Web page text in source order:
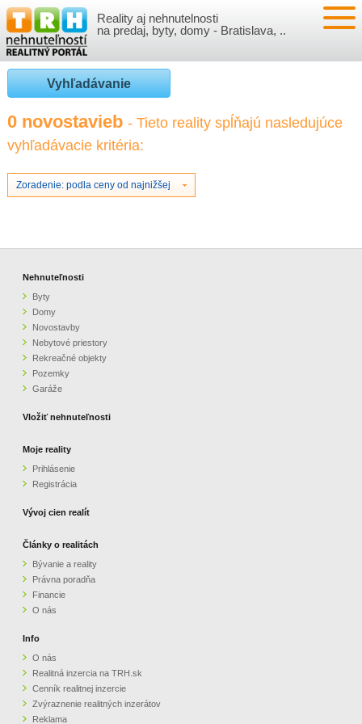
Reality aj nehnutelnosti
na predaj, byty, domy - Bratislava, ..
NEHNUTEĽNOSTI
BYTY
NOVOSTAVBY
NEBYTOVÉ PRIESTORY
GARÁŽE
VLOŽIŤ NEHNUTEĽNOSTI
PRIHLÁSENIE
REGISTRÁCIA
VÝVOJ CIEN REALÍT
ČLÁNKY O REALITÁCH
O NÁS
CENNÍK REALITNEJ INZERCIE
ZVÝRAZNENIE REALITNÝCH INZERÁTOV
PARTNERI
OBCHODNÉ PODMIENKY
KONTAKT
Vyhľadávanie
0 novostavieb - Tieto reality spĺňajú nasledujúce
vyhľadávacie kritéria:
Zoradenie: podla ceny od najnižšej
Nehnuteľnosti
Byty
Domy
Novostavby
Nebytové priestory
Rekreačné objekty
Pozemky
Garáže
Vložiť nehnuteľnosti
Moje reality
Prihlásenie
Registrácia
Vývoj cien realít
Články o realitách
Bývanie a reality
Právna poradňa
Financie
O nás
Info
O nás
Realitná inzercia na TRH.sk
Cenník realitnej inzercie
Zvýraznenie realitných inzerátov
Reklama